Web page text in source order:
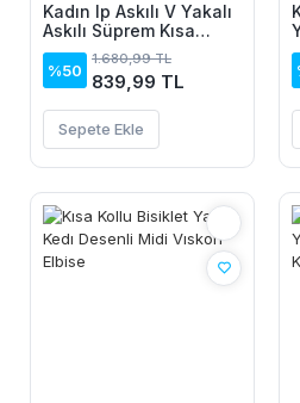
Kadın Ip Askılı V Yakalı
Askılı Süprem Kısa
Elbise
%50
1.680,99 TL
839,99 TL
Sepete Ekle